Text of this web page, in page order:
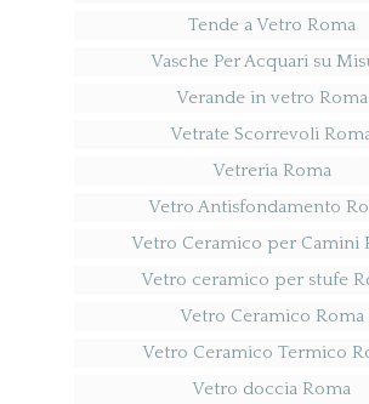
Tende a Vetro Roma
Vasche Per Acquari su
Verande in vetro Roma
Vetrate Scorrevoli
Vetreria Roma
Vetro Antisfondamento
Vetro Ceramico per Camini
Vetro ceramico per stufe
Vetro Ceramico Roma
Vetro Ceramico Termico
Vetro doccia Roma